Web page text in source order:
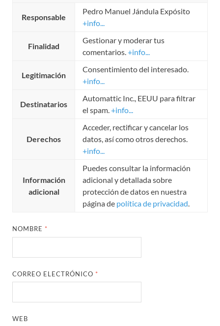
Responsable
Pedro Manuel Jándula Expósito
+info...
Finalidad
Gestionar y moderar tus
comentarios.+info...
Legitimación
Consentimiento del interesado.
+info...
Destinatarios
Automattic Inc., EEUU para filtrar
el spam.+info...
Derechos
Acceder, rectificar y cancelar los
datos, así como otros derechos.
+info...
Información
adicional
Puedes consultar la información
adicional y detallada sobre
protección de datos en nuestra
página de política de privacidad.
NOMBRE *
CORREO ELECTRÓNICO *
WEB